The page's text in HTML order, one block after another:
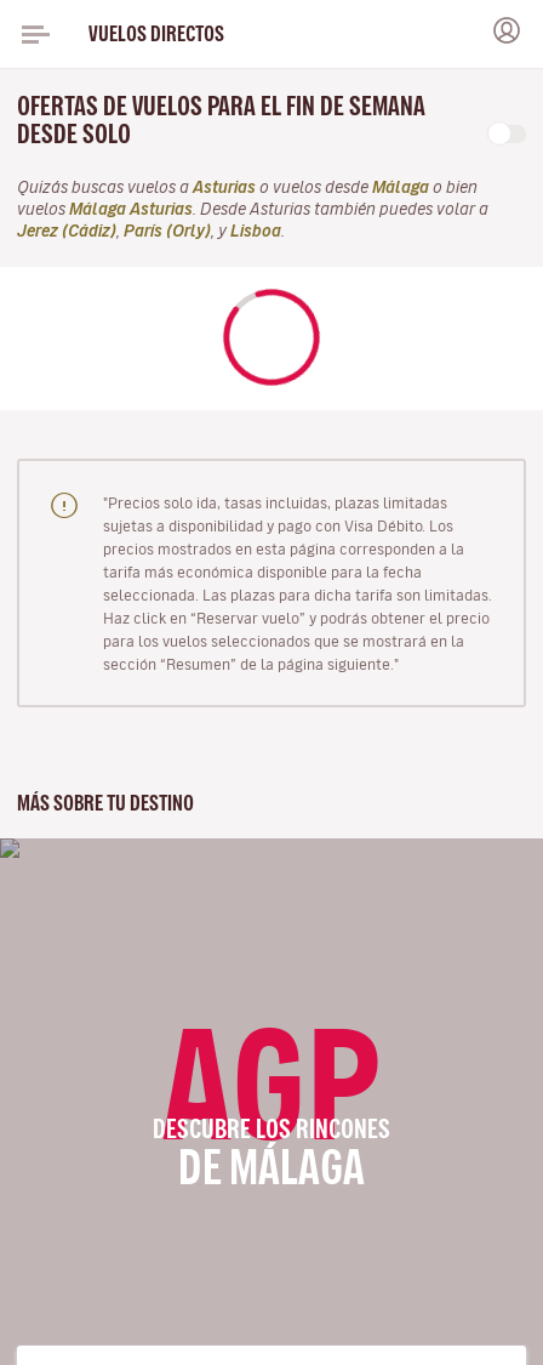
VUELOS DIRECTOS
OFERTAS DE VUELOS PARA EL FIN DE SEMANA
DESDE SOLO
Quizás buscas vuelos a Asturias o vuelos desde Málaga o bien
vuelos Málaga Asturias . Desde Asturias también puedes volar a
Jerez (Cádiz) París (Orly) , y Lisboa
"Precios solo ida, tasas incluidas, plazas limitadas
sujetas a disponibilidad y pago con Visa Débito. Los
precios mostrados en esta página corresponden a la
tarifa más económica disponible para la fecha
seleccionada. Las plazas para dicha tarifa son limitadas.
Haz click en “Reservar vuelo” y podrás obtener el precio
para los vuelos seleccionados que se mostrará en la
sección “Resumen” de la página siguiente."
MÁS SOBRE TU DESTINO
AGP
DESCUBRE LOS RINCONES
DE MÁLAGA